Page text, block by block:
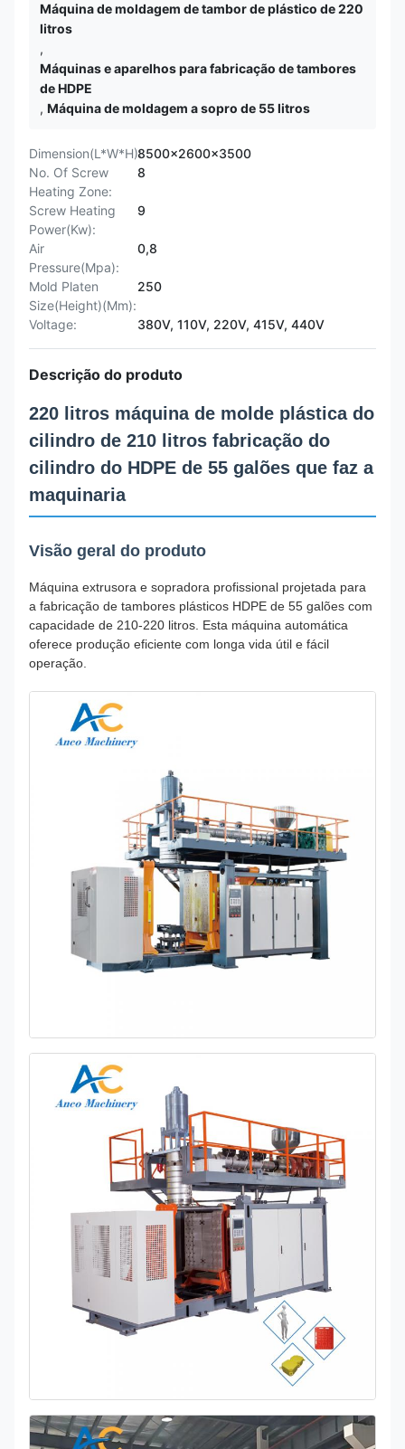
Máquina de moldagem de tambor de plástico de 220
litros
,
Máquinas e aparelhos para fabricação de tambores
de HDPE
, Máquina de moldagem a sopro de 55 litros
Dimension(L*W*H):8500x2600x3500
No. Of Screw
Heating Zone:
8
Screw Heating
Power(Kw):
9
Air
Pressure(Mpa):
0,8
Mold Platen
Size(Height)(Mm):
250
Voltage: 380V, 110V, 220V, 415V, 440V
Descrição do produto
220 litros máquina de molde plástica do
cilindro de 210 litros fabricação do
cilindro do HDPE de 55 galões que faz a
maquinaria
Visão geral do produto
Máquina extrusora e sopradora profissional projetada para
a fabricação de tambores plásticos HDPE de 55 galões com
capacidade de 210-220 litros. Esta máquina automática
oferece produção eficiente com longa vida útil e fácil
operação.